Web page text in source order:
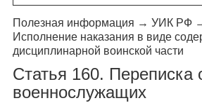
Полезная информация → УИК РФ
Исполнение наказания в виде
дисциплинарной воинской части
Статья 160. Переписка
военнослужащих